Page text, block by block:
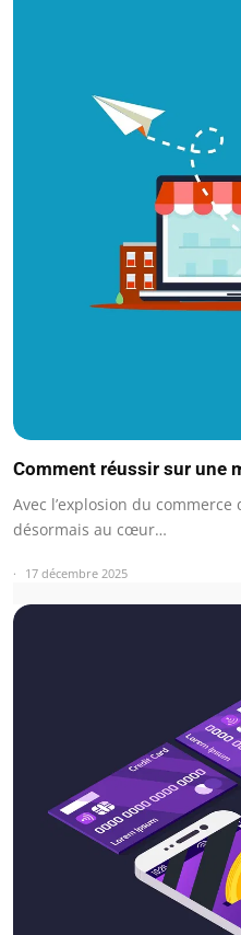
Comment réussir sur une
Avec l’explosion du
désormais au cœur…
17 décembre 2025